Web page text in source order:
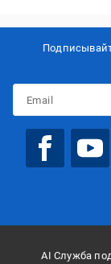
AI Служба